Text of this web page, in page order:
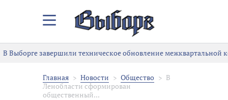
Закрыть/
меню
В Выборге завершили техническое обновление межквартальной
Главная Новости Общество
В
Ленобласти сформирован
общественный...